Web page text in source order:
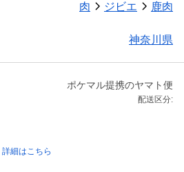
肉 ジビエ 鹿肉
神奈川県
ポケマル提携のヤマト便
配送区分:
細はこちら